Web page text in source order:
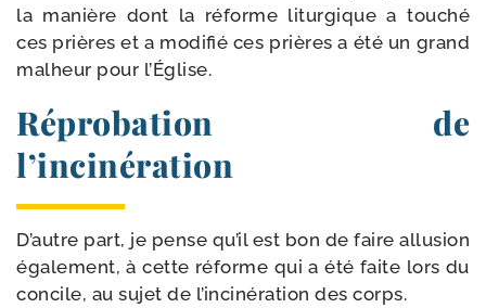
la manière dont la réforme litur­gique a tou­ché
ces prières et a modi­fié ces prières a été un grand
mal­heur pour l’Église.
Réprobation de
l’incinération
D’autre part, je pense qu’il est bon de faire allu­sion
éga­le­ment, à cette réforme qui a été faite lors du
concile, au sujet de l’incinération des corps.